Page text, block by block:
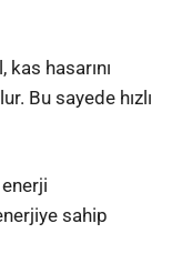
kas hasarını
Bu sayede hızlı
sahip